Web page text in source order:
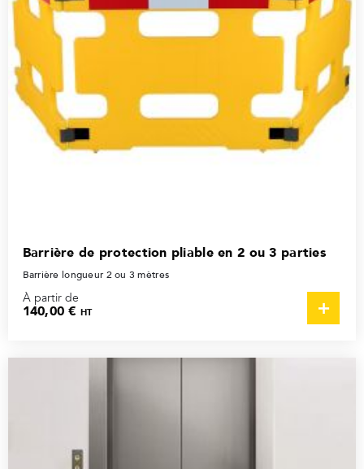
Barrière de protection pliable en 2 ou 3 parties
Barrière longueur 2 ou 3 mètres
À partir de
140,00 €HT